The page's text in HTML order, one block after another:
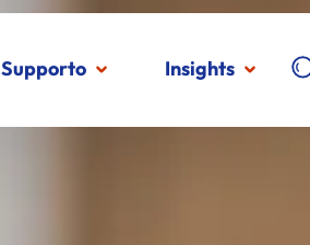
Supporto Insights